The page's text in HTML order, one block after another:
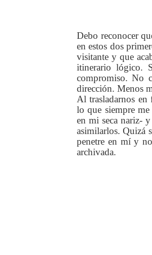
Debo reconocer
en estos dos
visitante y que
itinerario lógico.
compromiso. No
dirección. Menos
Al trasladarnos en
lo que siempre
en mi seca nariz-
asimilarlos. Quizá
penetre en mí y
archivada.